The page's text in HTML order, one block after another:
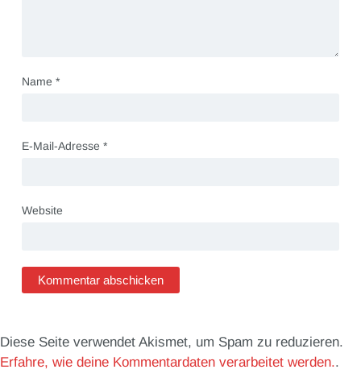
Name *
E-Mail-Adresse *
Website
Diese Seite verwendet Akismet, um Spam zu reduzieren.
Erfahre, wie deine Kommentardaten verarbeitet werden..